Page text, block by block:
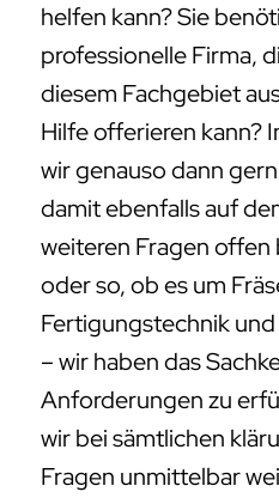
helfen kann? Sie
professionelle Firma,
diesem Fachgebiet
Hilfe offerieren kann?
wir genauso dann
damit ebenfalls auf
weiteren Fragen offen
oder so, ob es um
Fertigungstechnik
– wir haben das
Anforderungen zu
wir bei sämtlichen
Fragen unmittelbar